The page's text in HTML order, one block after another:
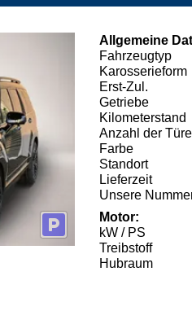
Allgemeine
Fahrzeugtyp
Karosserieform
Erst-Zul.
Getriebe
Kilometerstand
Anzahl der
Farbe
Standort
Lieferzeit
Unsere
Motor:
kW / PS
Treibstoff
Hubraum